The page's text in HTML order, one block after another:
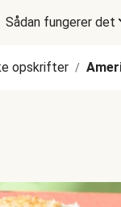
Sådan fungerer det
opskrifter /